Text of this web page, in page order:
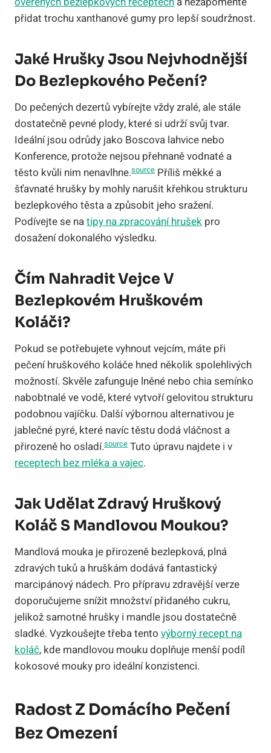
přidat trochu xanthanové gumy pro lepší soudržnost.
Jaké Hrušky Jsou Nejvhodnější
Do Bezlepkového Pečení?
Do pečených dezertů vybírejte vždy zralé, ale stále
dostatečně pevné plody, které si udrží svůj tvar.
Ideální jsou odrůdy jako Boscova lahvice nebo
Konference, protože nejsou přehnaně vodnaté a
těsto kvůli nim nenavlhne.source Příliš měkké a
šťavnaté hrušky by mohly narušit křehkou strukturu
bezlepkového těsta a způsobit jeho sražení.
Podívejte se natipy na zpracování hrušek pro
dosažení dokonalého výsledku.
Čím Nahradit Vejce V
Bezlepkovém Hruškovém
Koláči?
Pokud se potřebujete vyhnout vejcím, máte při
pečení hruškového koláče hned několik spolehlivých
možností. Skvěle zafunguje lněné nebo chia semínko
nabobtnalé ve vodě, které vytvoří gelovitou strukturu
podobnou vajíčku. Další výbornou alternativou je
jablečné pyré, které navíc těstu dodá vláčnost a
přirozeně ho osladí.source Tuto úpravu najdete i v
receptech bez mléka a vajec.
Jak Udělat Zdravý Hruškový
Koláč S Mandlovou Moukou?
Mandlová mouka je přirozeně bezlepková, plná
zdravých tuků a hruškám dodává fantastický
marcipánový nádech. Pro přípravu zdravější verze
doporučujeme snížit množství přidaného cukru,
jelikož samotné hrušky i mandle jsou dostatečně
sladké. Vyzkoušejte třeba tento výborný recept na
koláč, kde mandlovou mouku doplňuje menší podíl
kokosové mouky pro ideální konzistenci.
Radost Z Domácího Pečení
Bez Omezení